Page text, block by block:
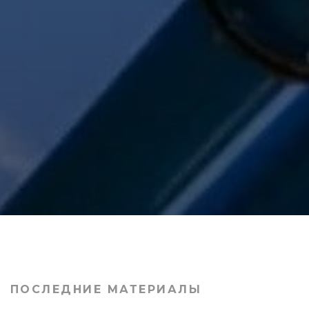
ПОСЛЕДНИЕ МАТЕРИАЛЫ